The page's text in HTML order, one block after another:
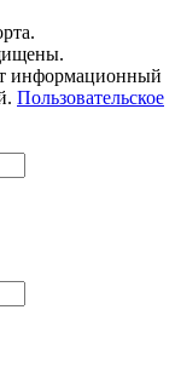
информационный
Пользовательское